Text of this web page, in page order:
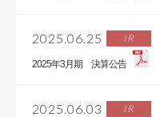
2025.06.25 IR
2025年3月期 決算公告
2025.06.03 IR